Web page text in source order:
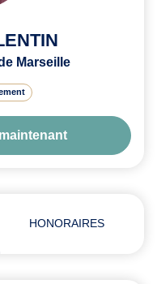
Marseille
HONORAIRES